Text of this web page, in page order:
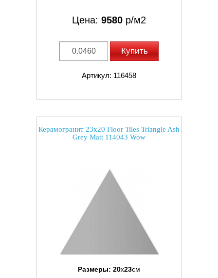
Цена: 9580 р/м2
Купить
Артикул: 116458
Керамогранит 23x20 Floor Tiles Triangle Ash
Grey Matt 114043 Wow
Размеры: 20x23см